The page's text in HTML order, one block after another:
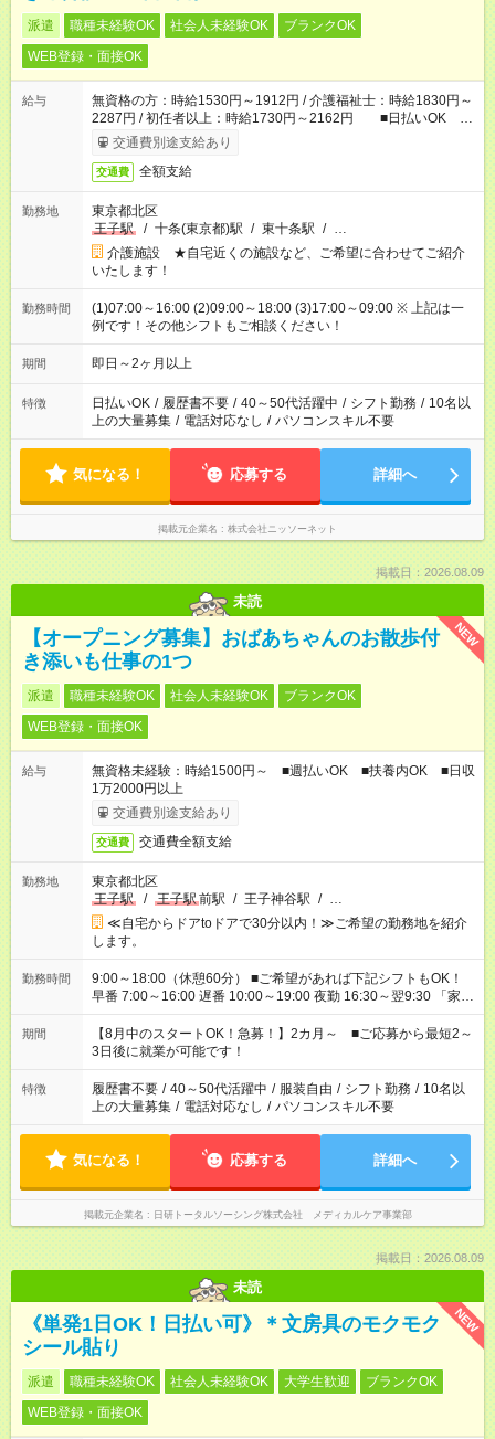
派遣 職種未経験OK 社会人未経験OK
ブランクOK
WEB登録・面接OK
給与
無資格の方：時給1530円～1912円 / 介護福祉士：時給1830円～
2287円 / 初任者以上：時給1730円～2162円 ■日払いOK ■
日収例：1万2240円（時給1530円×8h）
交通費別途支給あり
交通費 全額支給
勤務地
東京都北区
王子駅
/ 十条(東京都)駅 / 東十条駅 / …
介護施設 ★自宅近くの施設など、ご希望に合わせてご紹介
いたします！
勤務時間
(1)07:00～16:00 (2)09:00～18:00 (3)17:00～09:00 ※ 上記は一
例です！その他シフトもご相談ください！
期間 即日～2ヶ月以上
特徴 日払いOK / 履歴書不要 / 40～50代活躍中 / シフト勤務 / 10名以
上の大量募集 / 電話対応なし / パソコンスキル不要
気になる！ 応募する 詳細へ
掲載元企業名 株式会社ニッソーネット
掲載日：2026.08.09
未読
NEW
【オープニング募集】おばあちゃんのお散歩付
き添いも仕事の1つ
派遣 職種未経験OK 社会人未経験OK
ブランクOK
WEB登録・面接OK
給与
無資格未経験：時給1500円～ ■週払いOK ■扶養内OK ■日収
1万2000円以上
交通費別途支給あり
交通費 交通費全額支給
勤務地
東京都北区
王子駅
/ 王子駅前駅 / 王子神谷駅 / …
≪自宅からドアtoドアで30分以内！≫ご希望の勤務地を紹介
します。
勤務時間
9:00～18:00（休憩60分） ■ご希望があれば下記シフトもOK！
早番 7:00～16:00 遅番 10:00～19:00 夜勤 16:30～翌9:30 「家族
と休みを合わせたい」 「余裕を持って夕飯の準備がしたい」
「できれば残業はしたくない」 など、ご希望を教えてください
ね。 ※Wワーク希望の方へ 今ご覧のお仕事で希望する勤務時間
と、もう1つのお仕事の勤務時間。 合計で週40時間を超える場
合は応募できません。
期間
【8月中のスタートOK！急募！】2カ月～ ■ご応募から最短2～
3日後に就業が可能です！
特徴 履歴書不要 / 40～50代活躍中 / 服装自由 / シフト勤務 / 10名以
上の大量募集 / 電話対応なし / パソコンスキル不要
気になる！ 応募する 詳細へ
掲載元企業名 日研トータルソーシング株式会社 メディカルケア事業部
掲載日：2026.08.09
未読
NEW
《単発1日OK！日払い可》＊文房具のモクモク
シール貼り
派遣 職種未経験OK 社会人未経験OK 大学生歓迎
ブランクOK
WEB登録・面接OK